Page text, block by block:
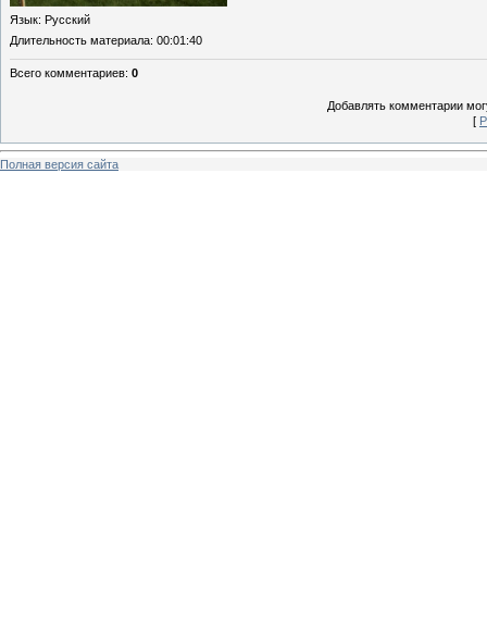
Язык: Русский
Длительность материала: 00:01:40
Всего комментариев: 0
Добавлять комментарии
[
Полная версия сайта